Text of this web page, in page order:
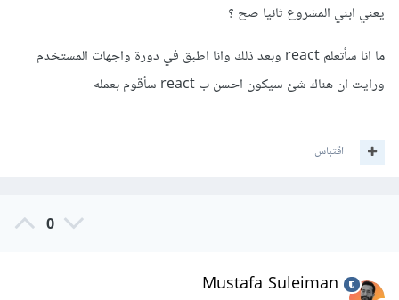
الإصدارات والتقنيات.
خطوة ممتازة، لكن يجب تنفيذ تلك المشاريع أولاً من خلال HTML,
CSS أو بوتستراب
يعني ابني المشروع ثانيا صح ؟
ما انا سأتعلم react وبعد ذلك وانا اطبق في دورة واجهات المستخدم
ورايت ان هناك شئ سيكون احسن ب react سأقوم بعمله
اقتباس
0
Mustafa Suleiman